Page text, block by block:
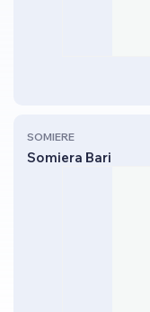
SOMIERE
Somiera Bari